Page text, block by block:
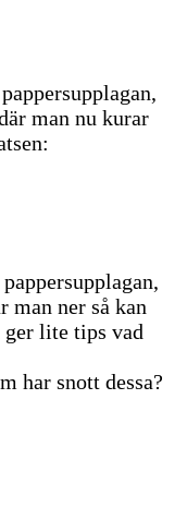
man nu kurar
man ner så kan
lite tips vad
har snott dessa?